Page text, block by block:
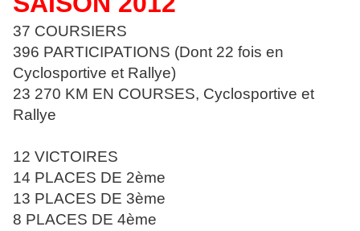
37 COURSIERS
396 PARTICIPATIONS (Dont 22 fois en
Cyclosportive et Rallye)
23 270 KM EN COURSES, Cyclosportive et
Rallye
12 VICTOIRES
14 PLACES DE 2ème
13 PLACES DE 3ème
8 PLACES DE 4ème